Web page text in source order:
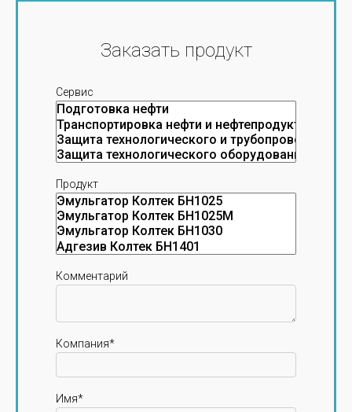
Заказать продукт
Сервис
Продукт
Комментарий
Компания*
Имя*